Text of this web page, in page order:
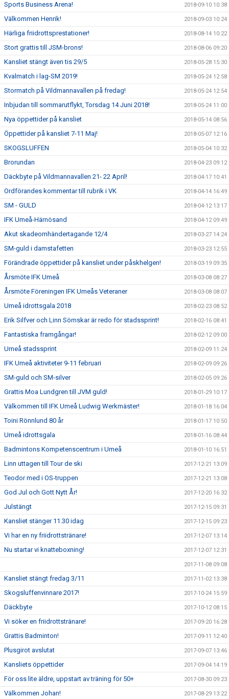
Sports Business Arena! 2018-09-10 10:38
Välkommen Henrik! 2018-09-03 10:24
Härliga friidrottsprestationer! 2018-08-14 10:22
Stort grattis till JSM-brons! 2018-08-06 09:20
Kansliet stängt även tis 29/5 2018-05-28 15:30
Kvalmatch i lag-SM 2019! 2018-05-24 12:58
Stormatch på Vildmannavallen på fredag! 2018-05-24 12:54
Inbjudan till sommarutflykt, Torsdag 14 Juni 2018! 2018-05-24 11:00
Nya öppettider på kansliet 2018-05-14 08:56
Öppettider på kansliet 7-11 Maj! 2018-05-07 12:16
SKOGSLUFFEN 2018-05-04 10:32
Brorundan 2018-04-23 09:12
Däckbyte på Vildmannavallen 21- 22 April! 2018-04-17 10:41
Ordförandes kommentar till rubrik i VK 2018-04-14 16:49
SM - GULD 2018-04-12 13:17
IFK Umeå-Härnösand 2018-04-12 09:49
Akut skadeomhändertagande 12/4 2018-03-27 14:24
SM-guld i damstafetten 2018-03-23 12:55
Förändrade öppettider på kansliet under påskhelgen! 2018-03-19 09:35
Årsmöte IFK Umeå 2018-03-08 08:27
Årsmöte Föreningen IFK Umeås Veteraner 2018-03-08 08:07
Umeå idrottsgala 2018 2018-02-23 08:52
Erik Silfver och Linn Sömskar är redo för stadssprint! 2018-02-16 08:41
Fantastiska framgångar! 2018-02-12 09:00
Umeå stadssprint 2018-02-09 11:24
IFK Umeå aktiviteter 9-11 februari 2018-02-09 09:26
SM-guld och SM-silver 2018-02-05 09:26
Grattis Moa Lundgren till JVM guld! 2018-01-29 10:17
Välkommen till IFK Umeå Ludwig Werkmäster! 2018-01-18 16:04
Toini Rönnlund 80 år 2018-01-17 10:50
Umeå idrottsgala 2018-01-16 08:44
Badmintons Kompetenscentrum i Umeå 2018-01-10 16:51
Linn uttagen till Tour de ski 2017-12-21 13:09
Teodor med i OS-truppen 2017-12-21 13:08
God Jul och Gott Nytt År! 2017-12-20 16:32
Julstängt 2017-12-15 09:31
Kansliet stänger 11.30 idag 2017-12-15 09:23
Vi har en ny friidrottstränare! 2017-12-07 13:14
Nu startar vi knatteboxning! 2017-12-07 12:31
2017-11-08 09:08
Kansliet stängt fredag 3/11 2017-11-02 13:38
Skogsluffenvinnare 2017! 2017-10-24 15:59
Däckbyte 2017-10-12 08:15
Vi söker en friidrottstränare! 2017-09-20 16:28
Grattis Badminton! 2017-09-11 12:40
Plusgirot avslutat 2017-09-07 13:46
Kansliets öppettider 2017-09-04 14:19
För oss lite äldre, uppstart av träning för 50+ 2017-08-30 09:23
Välkommen Johan! 2017-08-29 13:22